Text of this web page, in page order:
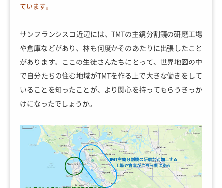
ています。
サンフランシスコ近辺には、TMTの主鏡分割鏡の研磨工場
や倉庫などがあり、林も何度かそのあたりに出張したこと
があります。ここの生徒さんたちにとって、世界地図の中
で自分たちの住む地域がTMTを作る上で大きな働きをして
いることを知ったことが、より関心を持ってもらうきっか
けになったでしょうか。